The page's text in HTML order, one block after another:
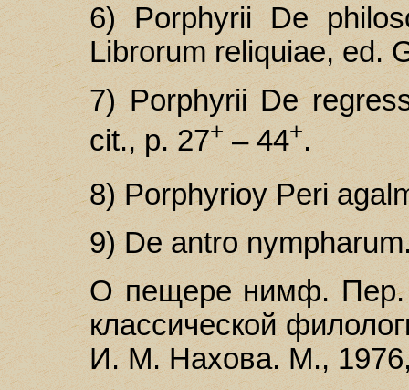
6) Porphyrii De
Librorum reliquiae, ed.
7) Porphyrii De
cit., p. 27+– 44+.
8) Porphyrioy Peri
9) De antro
О пещере нимф. Пер.
классической
И. М. Нахова. М.,